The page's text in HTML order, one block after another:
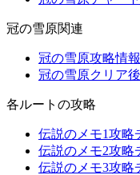
冠の雪原関連
冠の雪原攻略情報
冠の雪原クリア
各ルートの攻略
伝説のメモ1攻略
伝説のメモ2攻略
伝説のメモ3攻略